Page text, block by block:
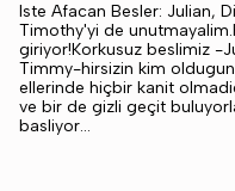
Iste Afacan Besler: Julian,
Timothy'yi de
giriyor!Korkusuz beslimiz -
Timmy-hirsizin kim
ellerinde hiçbir kanit
ve bir de gizli geçit
basliyor...